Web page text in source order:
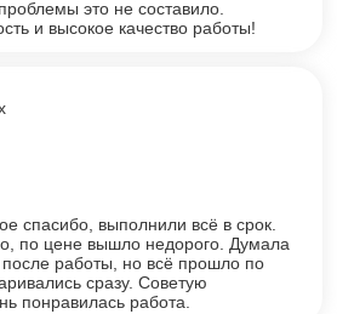
это не составило.
и высокое качество работы!
спасибо, выполнили всё в срок.
по цене вышло недорого. Думала
после работы, но всё прошло по
сразу. Советую
понравилась работа.